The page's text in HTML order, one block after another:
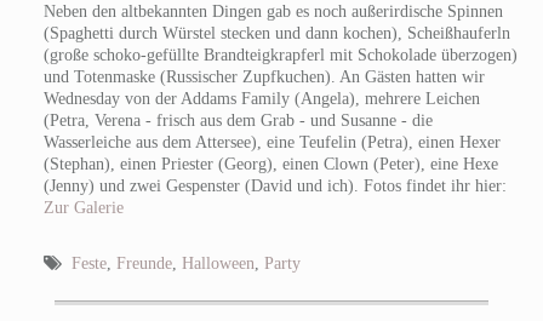
Neben den altbekannten Dingen gab es noch außerirdische Spinnen
(Spaghetti durch Würstel stecken und dann kochen), Scheißhauferln
(große schoko-gefüllte Brandteigkrapferl mit Schokolade überzogen)
und Totenmaske (Russischer Zupfkuchen). An Gästen hatten wir
Wednesday von der Addams Family (Angela), mehrere Leichen
(Petra, Verena - frisch aus dem Grab - und Susanne - die
Wasserleiche aus dem Attersee), eine Teufelin (Petra), einen Hexer
(Stephan), einen Priester (Georg), einen Clown (Peter), eine Hexe
(Jenny) und zwei Gespenster (David und ich). Fotos findet ihr hier:
Zur Galerie
Feste, Freunde, Halloween Party